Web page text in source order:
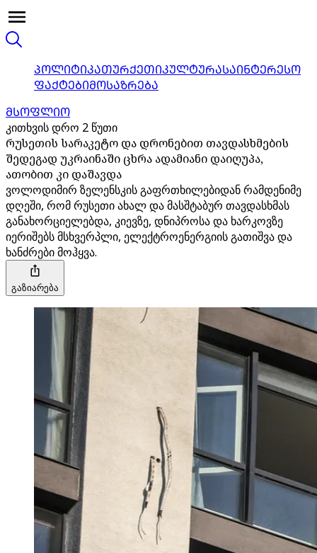
ᲞᲝᲚᲘᲢᲘᲙᲐᲗᲣᲠᲥᲔᲗᲘᲙᲣᲚᲢᲣᲠᲐᲡᲐᲘᲜᲢᲔᲠᲔᲡᲝ
ᲤᲐᲥᲢᲔᲑᲘᲛᲝᲡᲐᲖᲠᲔᲑᲐ
ᲛᲡᲝᲤᲚᲘᲝ
კითხვის დრო 2 წუთი
რუსეთის სარაკეტო და დრონებით თავდასხმების
შედეგად უკრაინაში ცხრა ადამიანი დაიღუპა,
ათობით კი დაშავდა
ვოლოდიმირ ზელენსკის გაფრთხილებიდან რამდენიმე
დღეში, რომ რუსეთი ახალ და მასშტაბურ თავდასხმას
განახორციელებდა, კიევზე, დნიპროსა და ხარკოვზე
იერიშებს მსხვერპლი, ელექტროენერგიის გათიშვა და
ხანძრები მოჰყვა.
გაზიარება